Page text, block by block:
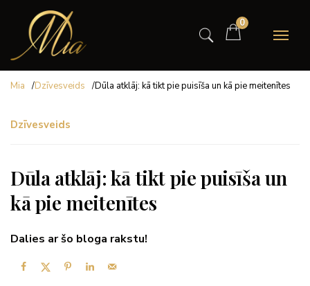
0
Mia /Dzīvesveids /Dūla atklāj: kā tikt pie puisīša un kā pie meitenītes
Dzīvesveids
Dūla atklāj: kā tikt pie puisīša un
kā pie meitenītes
Dalies ar šo bloga rakstu!